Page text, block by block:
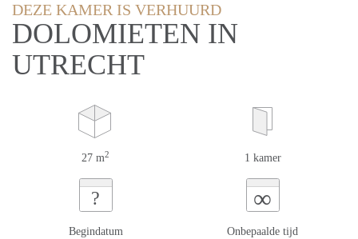
DEZE KAMER IS VERHUURD
DOLOMIETEN IN
UTRECHT
27 m2 1 kamer
?
Begindatum
∞
Onbepaalde tijd